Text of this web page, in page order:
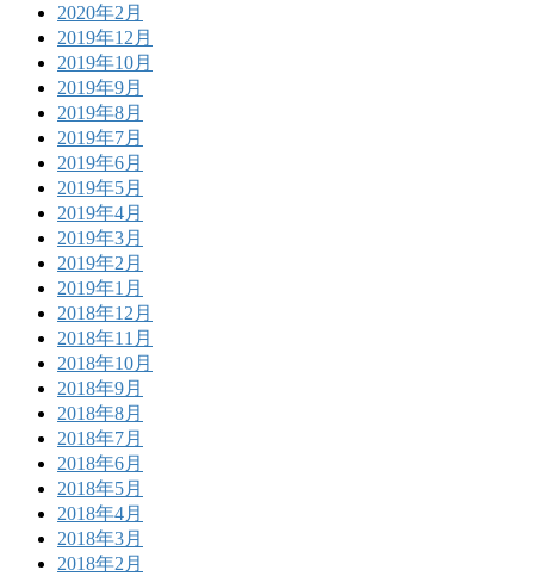
2020年2月
2019年12月
2019年10月
2019年9月
2019年8月
2019年7月
2019年6月
2019年5月
2019年4月
2019年3月
2019年2月
2019年1月
2018年12月
2018年11月
2018年10月
2018年9月
2018年8月
2018年7月
2018年6月
2018年5月
2018年4月
2018年3月
2018年2月